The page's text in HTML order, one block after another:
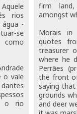
rios
-
se
o vale
o rio
firm
amongst
Morais in
quotes
treasurer
where he
Perrães
the front
saying
grounds
and deer